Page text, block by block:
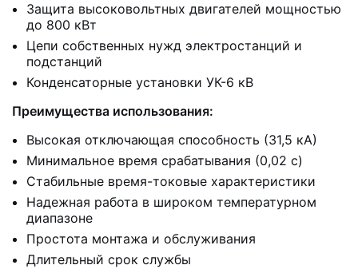
Защита высоковольтных двигателей мощностью
до 800 кВт
Цепи собственных нужд электростанций и
подстанций
Конденсаторные установки УК-6 кВ
Преимущества использования:
Высокая отключающая способность (31,5 кА)
Минимальное время срабатывания (0,02 с)
Стабильные время-токовые характеристики
Надежная работа в широком температурном
диапазоне
Простота монтажа и обслуживания
Длительный срок службы